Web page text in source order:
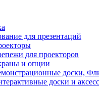
для презентаций
для проекторов
и опции
доски,
доски и